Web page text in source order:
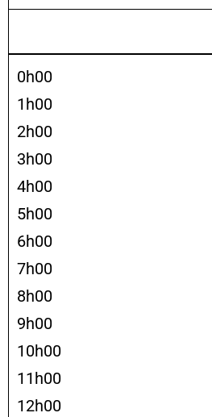
0h00
1h00
2h00
3h00
4h00
5h00
6h00
7h00
8h00
9h00
10h00
11h00
12h00